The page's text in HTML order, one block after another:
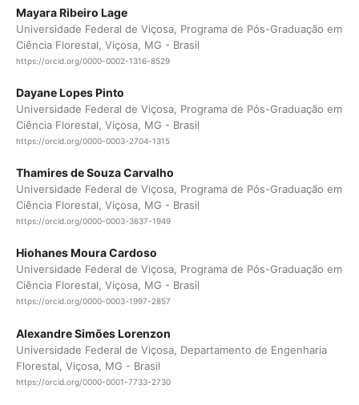
Mayara Ribeiro Lage
Universidade Federal de Viçosa, Programa de Pós-Graduação em
Ciência Florestal, Viçosa, MG - Brasil
https://orcid.org/0000-0002-1316-8529
Dayane Lopes Pinto
Universidade Federal de Viçosa, Programa de Pós-Graduação em
Ciência Florestal, Viçosa, MG - Brasil
https://orcid.org/0000-0003-2704-1315
Thamires de Souza Carvalho
Universidade Federal de Viçosa, Programa de Pós-Graduação em
Ciência Florestal, Viçosa, MG - Brasil
https://orcid.org/0000-0003-3637-1949
Hiohanes Moura Cardoso
Universidade Federal de Viçosa, Programa de Pós-Graduação em
Ciência Florestal, Viçosa, MG - Brasil
https://orcid.org/0000-0003-1997-2857
Alexandre Simões Lorenzon
Universidade Federal de Viçosa, Departamento de Engenharia
Florestal, Viçosa, MG - Brasil
https://orcid.org/0000-0001-7733-2730